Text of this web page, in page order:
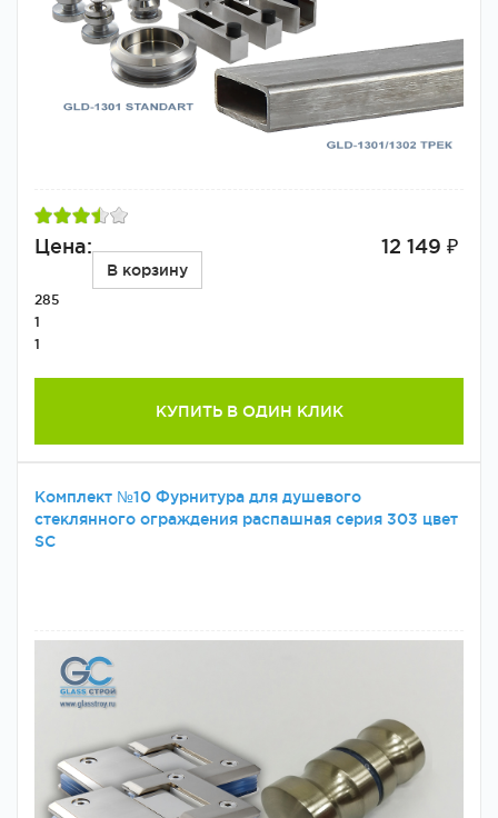
Цена: 12 149 ₽
В корзину
285
1
1
КУПИТЬ В ОДИН КЛИК
Комплект №10 Фурнитура для душевого
стеклянного ограждения распашная серия 303 цвет
SC